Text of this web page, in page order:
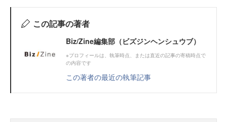
この記事の著者
Biz/Zine編集部（ビズジンヘンシュウブ）
※プロフィールは、執筆時点、または直近の記事の寄稿時点で
の内容です
この著者の最近の執筆記事